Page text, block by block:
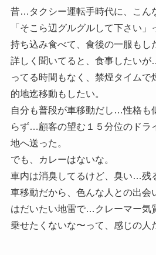
昔…タクシー運転手時代に、こん
「そこら辺グルグルして下さい
持ち込み食べて、食後の一服もし
詳しく聞いてると、食事したい
ってる時間もなく、禁煙タイムで
的地迄移動もしたい。
自分も普段が車移動だし…性格も
らず…顧客の望む１５分位のドラ
地へ送った。
でも、カレーはないな。
車内は消臭してるけど、臭い…残
車移動だから、色んな人との出会
はだいたい地雷で…クレーマー気
乗せたくないな〜って、感じの人